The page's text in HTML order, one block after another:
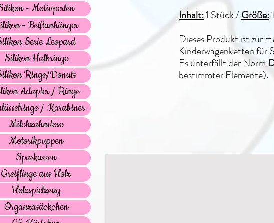
Inhalt:1 Stück /Größe:
Dieses Produkt ist zur
Kinderwagenketten für
Es unterfällt der Norm
bestimmter Elemente).
- Motivperlen
- Beißanhänger
Serie Leopard
Silikon Halbringe
Ringe/Donuts
Adapter / Ringe
/ Karabiner
Milchzahndose
Motorikpuppen
Sparkassen
Greiflinge aus Holz
Holzspielzeug
Organzasäckchen